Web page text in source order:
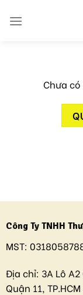
Chưa
Công Ty TNHH
MST:
Địa chỉ: 3A Lô
Quận 11, TP.HCM